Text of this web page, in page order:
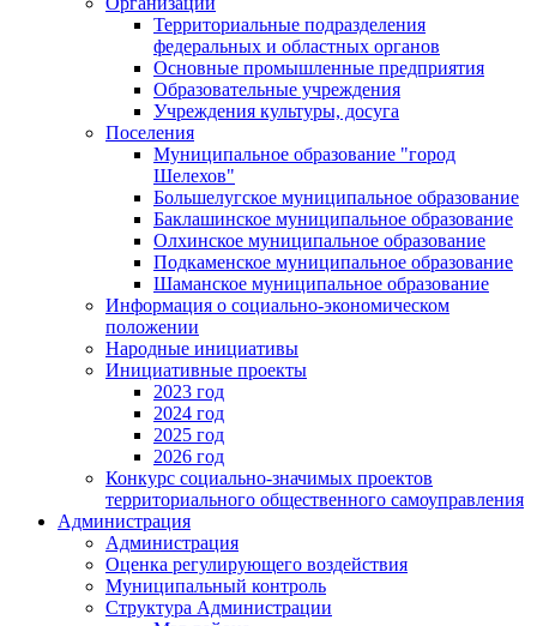
Территориальные подразделения
федеральных и областных органов
Основные промышленные предприятия
Образовательные учреждения
Учреждения культуры, досуга
Поселения
Муниципальное образование "город
Шелехов"
Большелугское муниципальное образование
Баклашинское муниципальное образование
Олхинское муниципальное образование
Подкаменское муниципальное образование
Шаманское муниципальное образование
Информация о социально-экономическом
положении
Народные инициативы
Инициативные проекты
2023 год
2024 год
2025 год
2026 год
Конкурс социально-значимых проектов
территориального общественного самоуправления
Администрация
Администрация
Оценка регулирующего воздействия
Муниципальный контроль
Структура Администрации